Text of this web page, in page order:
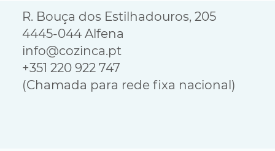
R. Bouça dos Estilhadouros, 205
4445-044 Alfena
info@cozinca.pt
+351 220 922 747
(Chamada para rede fixa nacional)